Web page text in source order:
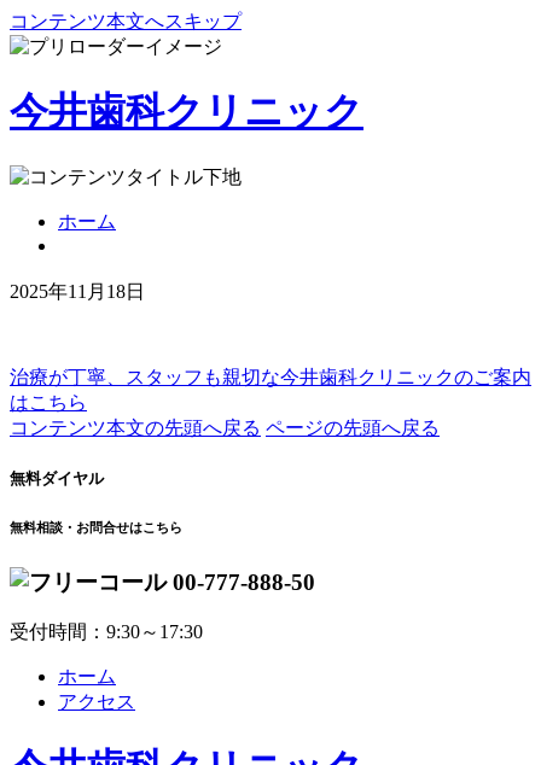
コンテンツ本文へスキップ
今井歯科クリニック
ホーム
2025年11月18日
治療が丁寧、スタッフも親切な今井歯科クリニックのご案内
はこちら
コンテンツ本文の先頭へ戻る ページの先頭へ戻る
無料ダイヤル
無料相談・お問合せはこちら
00-777-888-50
受付時間：9:30～17:30
ホーム
アクセス